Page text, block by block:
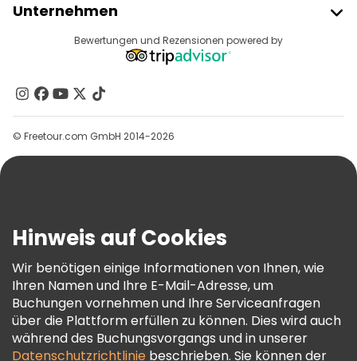
Anbieter-Anmeldung
Affiliate-Programm
Unternehmen
Reiseziele
Kontakt
Gruppen
Hilfe
AGB Und Rechtliches
Cookie-Richtlinie
Freetour Auszeichnungen
Treueprogramm
Bewertungen und Rezensionen powered by
© Freetour.com GmbH 2014-2026
Hinweis auf Cookies
Wir benötigen einige Informationen von Ihnen, wie
Ihren Namen und Ihre E-Mail-Adresse, um
Buchungen vornehmen und Ihre Serviceanfragen
über die Plattform erfüllen zu können. Dies wird auch
während des Buchungsvorgangs und in unserer
Datenschutzrichtlinie beschrieben. Sie können der